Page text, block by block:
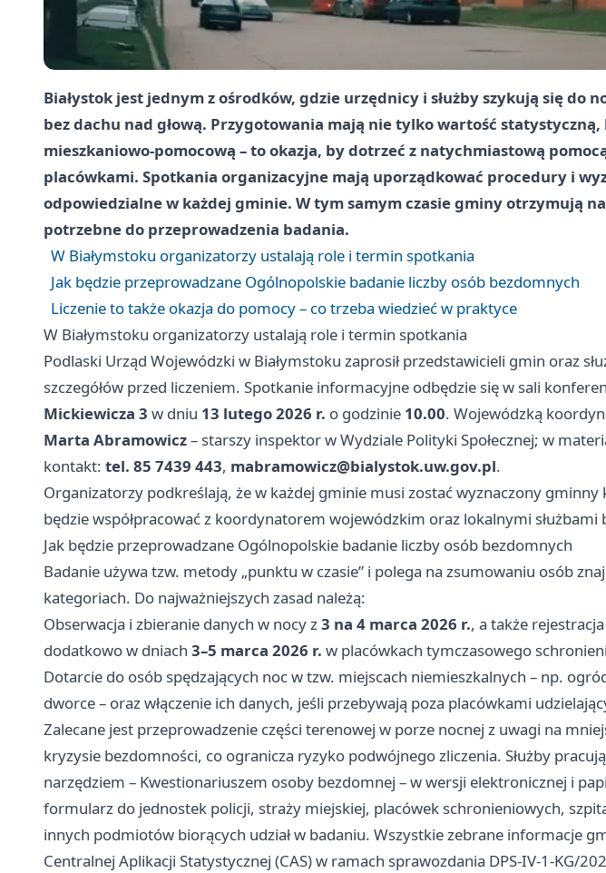
Białystok jest jednym z ośrodków, gdzie urzędnicy i służby szykują się do
bez dachu nad głową. Przygotowania mają nie tylko wartość statystyczną,
mieszkaniowo-pomocową – to okazja, by dotrzeć z natychmiastową
placówkami. Spotkania organizacyjne mają uporządkować procedury i
odpowiedzialne w każdej gminie. W tym samym czasie gminy otrzymują
potrzebne do przeprowadzenia badania.
W Białymstoku organizatorzy ustalają role i termin spotkania
Jak będzie przeprowadzane Ogólnopolskie badanie liczby osób bezdomnych
Liczenie to także okazja do pomocy – co trzeba wiedzieć w praktyce
W Białymstoku organizatorzy ustalają role i termin spotkania
Podlaski Urząd Wojewódzki w Białymstoku zaprosił przedstawicieli gmin oraz
szczegółów przed liczeniem. Spotkanie informacyjne odbędzie się w sali
Mickiewicza 3 w dniu 13 lutego 2026 r. o godzinie 10.00. Wojewódzką
Marta Abramowicz– starszy inspektor w Wydziale Polityki Społecznej; w
kontakt: tel. 85 7439 443, mabramowicz@bialystok.uw.gov.pl.
Organizatorzy podkreślają, że w każdej gminie musi zostać wyznaczony
będzie współpracować z koordynatorem wojewódzkim oraz lokalnymi służbami
Jak będzie przeprowadzane Ogólnopolskie badanie liczby osób bezdomnych
Badanie używa tzw. metody „punktu w czasie” i polega na zsumowaniu osób
kategoriach. Do najważniejszych zasad należą:
Obserwacja i zbieranie danych w nocy z3 na 4 marca 2026 r., a także
dodatkowo w dniach 3–5 marca 2026 r. w placówkach tymczasowego
Dotarcie do osób spędzających noc w tzw. miejscach niemieszkalnych – np.
dworce – oraz włączenie ich danych, jeśli przebywają poza placówkami
Zalecane jest przeprowadzenie części terenowej w porze nocnej z uwagi na
kryzysie bezdomności, co ogranicza ryzyko podwójnego zliczenia. Służby
narzędziem – Kwestionariuszem osoby bezdomnej – w wersji elektronicznej i
formularz do jednostek policji, straży miejskiej, placówek schronieniowych,
innych podmiotów biorących udział w badaniu. Wszystkie zebrane informacje
Centralnej Aplikacji Statystycznej (CAS) w ramach sprawozdania DPS‑IV‑1‑KG/